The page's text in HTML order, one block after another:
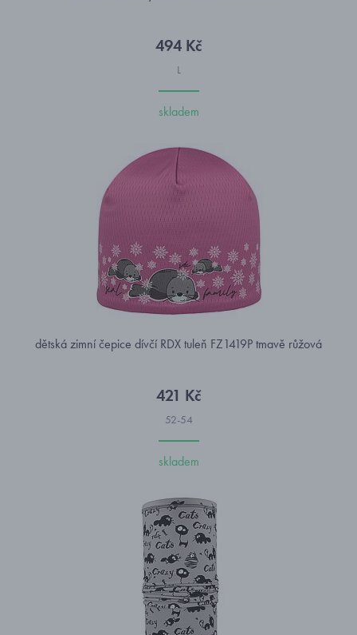
494 Kč
L
skladem
dětská zimní čepice dívčí RDX tuleň FZ1419P tmavě růžová
421 Kč
52-54
skladem